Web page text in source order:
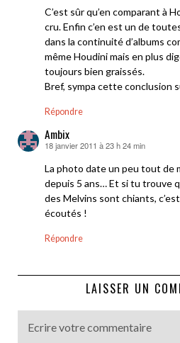
C’est sûr qu’en comparant à
cru. Enfin c’en est un de
dans la continuité d’albums
même Houdini mais en plus
toujours bien graissés.
Bref, sympa cette conclusion
Répondre
Ambix
dit :
18 janvier 2011 à 23 h 24 min
La photo date un peu tout de
depuis 5 ans… Et si tu trouve
des Melvins sont chiants,
écoutés !
Répondre
LAISSER UN